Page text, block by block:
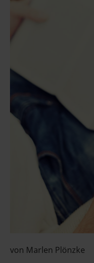
von Marlen Plönzke